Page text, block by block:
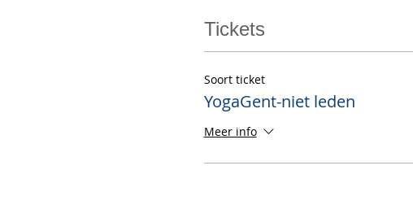
Tickets
Soort ticket
YogaGent-niet leden
Meer info